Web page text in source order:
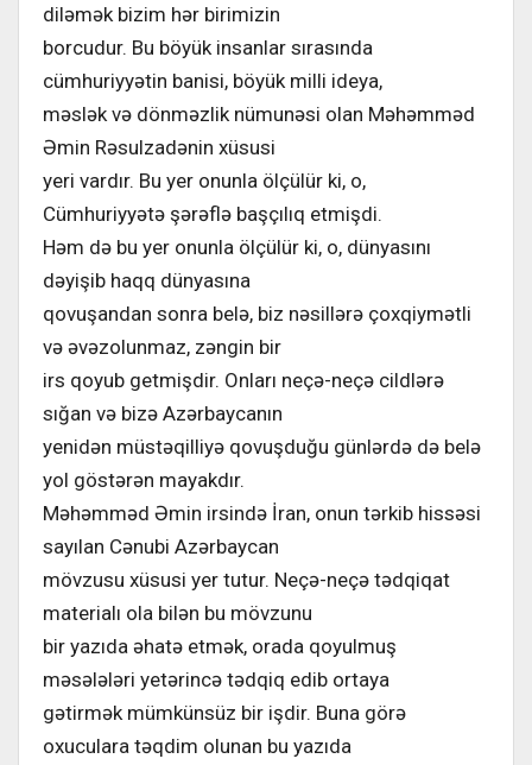
diləmək bizim hər birimizin
borcudur. Bu böyük insanlar sırasında
cümhuriyyətin banisi, böyük milli ideya,
məslək və dönməzlik nümunəsi olan Məhəmməd
Əmin Rəsulzadənin xüsusi
yeri vardır. Bu yer onunla ölçülür ki, o,
Cümhuriyyətə şərəflə başçılıq etmişdi.
Həm də bu yer onunla ölçülür ki, o, dünyasını
dəyişib haqq dünyasına
qovuşandan sonra belə, biz nəsillərə çoxqiymətli
və əvəzolunmaz, zəngin bir
irs qoyub getmişdir. Onları neçə-neçə cildlərə
sığan və bizə Azərbaycanın
yenidən müstəqilliyə qovuşduğu günlərdə də belə
yol göstərən mayakdır.
Məhəmməd Əmin irsində İran, onun tərkib hissəsi
sayılan Cənubi Azərbaycan
mövzusu xüsusi yer tutur. Neçə-neçə tədqiqat
materialı ola bilən bu mövzunu
bir yazıda əhatə etmək, orada qoyulmuş
məsələləri yetərincə tədqiq edib ortaya
gətirmək mümkünsüz bir işdir. Buna görə
oxuculara təqdim olunan bu yazıda